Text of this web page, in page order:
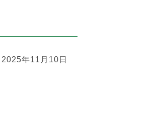
2025年11月10日